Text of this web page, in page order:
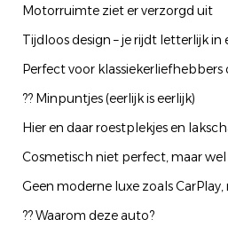
Motorruimte ziet er verzorgd uit
Tijdloos design – je rijdt letterlijk in
Perfect voor klassiekerliefhebbers
?? Minpuntjes (eerlijk is eerlijk)
Hier en daar roestplekjes en
Cosmetisch niet perfect, maar
Geen moderne luxe zoals
?? Waarom deze auto?